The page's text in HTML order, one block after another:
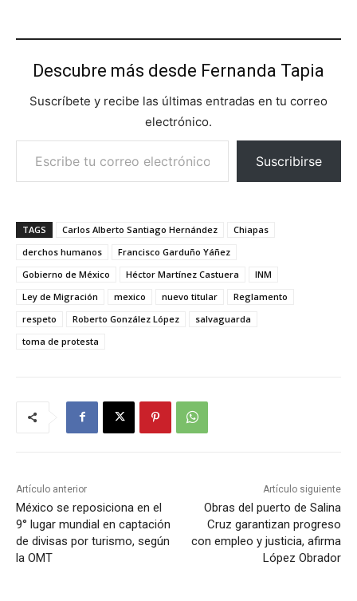
Descubre más desde Fernanda Tapia
Suscríbete y recibe las últimas entradas en tu correo
electrónico.
Escribe tu correo electrónico…
Suscribirse
TAGS Carlos Alberto Santiago Hernández
Chiapas
derchos humanos
Francisco Garduño Yáñez
Gobierno de México
Héctor Martínez Castuera
INM
Ley de Migración
mexico nuevo titular
Reglamento
respeto
Roberto González López
salvaguarda
toma de protesta
Artículo anterior
México se reposiciona en el
9° lugar mundial en captación
de divisas por turismo, según
la OMT
Artículo siguiente
Obras del puerto de Salina
Cruz garantizan progreso
con empleo y justicia, afirma
López Obrador